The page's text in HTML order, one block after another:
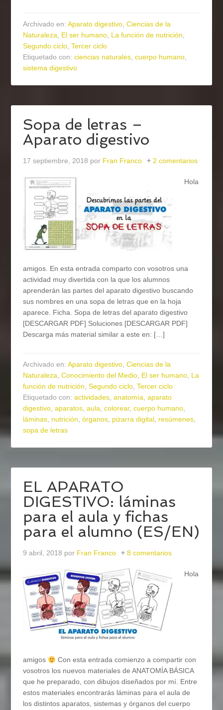
Archivado en:Aparato digestivo,Ciencias de la
Naturaleza, El ser humano, La función de nutrición,
Segundo ciclo,Tercer ciclo
Etiquetado con:ciencias naturales,cuerpo humano,
sistema digestivo
Sopa de letras –
Aparato digestivo
17 septiembre, 2018 por Fran Franco 2 comentarios
Hola
amigos. En esta entrada comparto con vosotros una
actividad muy divertida con la que los alumnos
aprenderán las partes del aparato digestivo buscando
sus nombres en una sopa de letras que en la hoja
aparece. Ficha. Sopa de letras del aparato digestivo
[DESCARGAR PDF] Soluciones [DESCARGAR PDF]
Descarga más material similar a este en: […]
Archivado en:Aparato digestivo,Ciencias de la
Naturaleza,Conocimiento del Medio, El ser humano, La
función de nutrición,Segundo ciclo,Tercer ciclo
Etiquetado con:actividades,anatomía,aparato
digestivo,aparatos,aula,colorear,cuerpo humano,
láminas, nutrición,órganos, pizarra digital, resúmenes,
sopa de letras
EL APARATO
DIGESTIVO: láminas
para el aula y fichas
para el alumno (ES/EN)
9 abril, 2018 por Fran Franco 8 comentarios
Hola
amigos
Con esta entrada comienzo a compartir con
vosotros los nuevos materiales de ANATOMÍA BÁSICA
que he preparado, con dibujos diseñados por mí. Entre
estos materiales encontrarás láminas para el aula de
los distintos aparatos, sistemas y órganos del cuerpo